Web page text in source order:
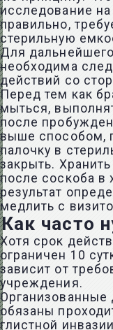
исследование
правильно,
стерильную
Для
необходима
действий со
Перед тем как
мыться,
после
выше способом,
палочку в
закрыть.
после соскоба в
результат
медлить с
Как часто
Хотя срок
ограничен 10
зависит от
учреждения.
Организованные
обязаны
глистной